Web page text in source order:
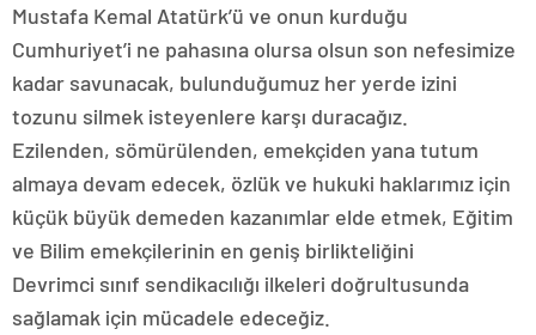
Mustafa Kemal Atatürk’ü ve onun kurduğu
Cumhuriyet’i ne pahasına olursa olsun son nefesimize
kadar savunacak, bulunduğumuz her yerde izini
tozunu silmek isteyenlere karşı duracağız.
Ezilenden, sömürülenden, emekçiden yana tutum
almaya devam edecek, özlük ve hukuki haklarımız için
küçük büyük demeden kazanımlar elde etmek, Eğitim
ve Bilim emekçilerinin en geniş birlikteliğini
Devrimci sınıf sendikacılığı ilkeleri doğrultusunda
sağlamak için mücadele edeceğiz.